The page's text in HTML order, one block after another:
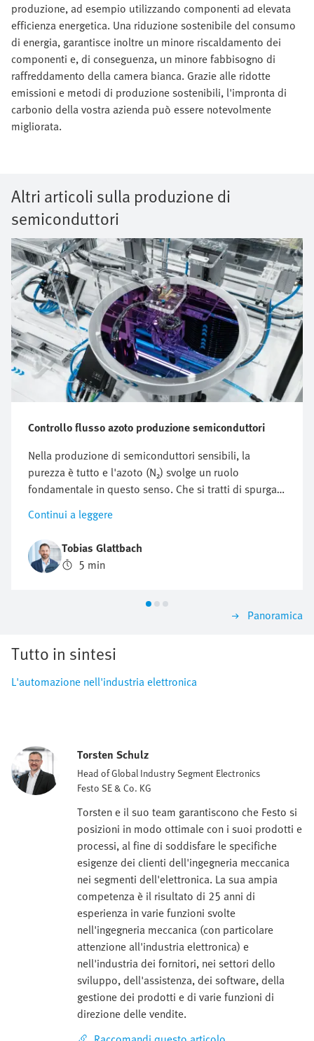
produzione, ad esempio utilizzando componenti ad elevata
efficienza energetica. Una riduzione sostenibile del consumo
di energia, garantisce inoltre un minore riscaldamento dei
componenti e, di conseguenza, un minore fabbisogno di
raffreddamento della camera bianca. Grazie alle ridotte
emissioni e metodi di produzione sostenibili, l'impronta di
carbonio della vostra azienda può essere notevolmente
migliorata.
Altri articoli sulla produzione di
semiconduttori
Controllo flusso azoto produzione semiconduttori
Nella produzione di semiconduttori sensibili, la
purezza è tutto e l'azoto (N₂) svolge un ruolo
fondamentale in questo senso. Che si tratti di spurgare
da particelle e altri contaminanti o per proteggerle
dall'ossidazione, ottimizzare il consumo di azoto è
fondamentale. Ma in che modo è possibile regolare
questo flusso in modo efficiente, riproducibile e il più
Continui a leggere
Tobias Glattbach
5 min
Panoramica
Tutto in sintesi
L'automazione nell'industria elettronica
Torsten Schulz
Head of Global Industry Segment Electronics
Festo SE & Co. KG
Torsten e il suo team garantiscono che Festo si
posizioni in modo ottimale con i suoi prodotti e
processi, al fine di soddisfare le specifiche
esigenze dei clienti dell'ingegneria meccanica
nei segmenti dell'elettronica. La sua ampia
competenza è il risultato di 25 anni di
esperienza in varie funzioni svolte
nell'ingegneria meccanica (con particolare
attenzione all'industria elettronica) e
nell'industria dei fornitori, nei settori dello
sviluppo, dell'assistenza, dei software, della
gestione dei prodotti e di varie funzioni di
direzione delle vendite.